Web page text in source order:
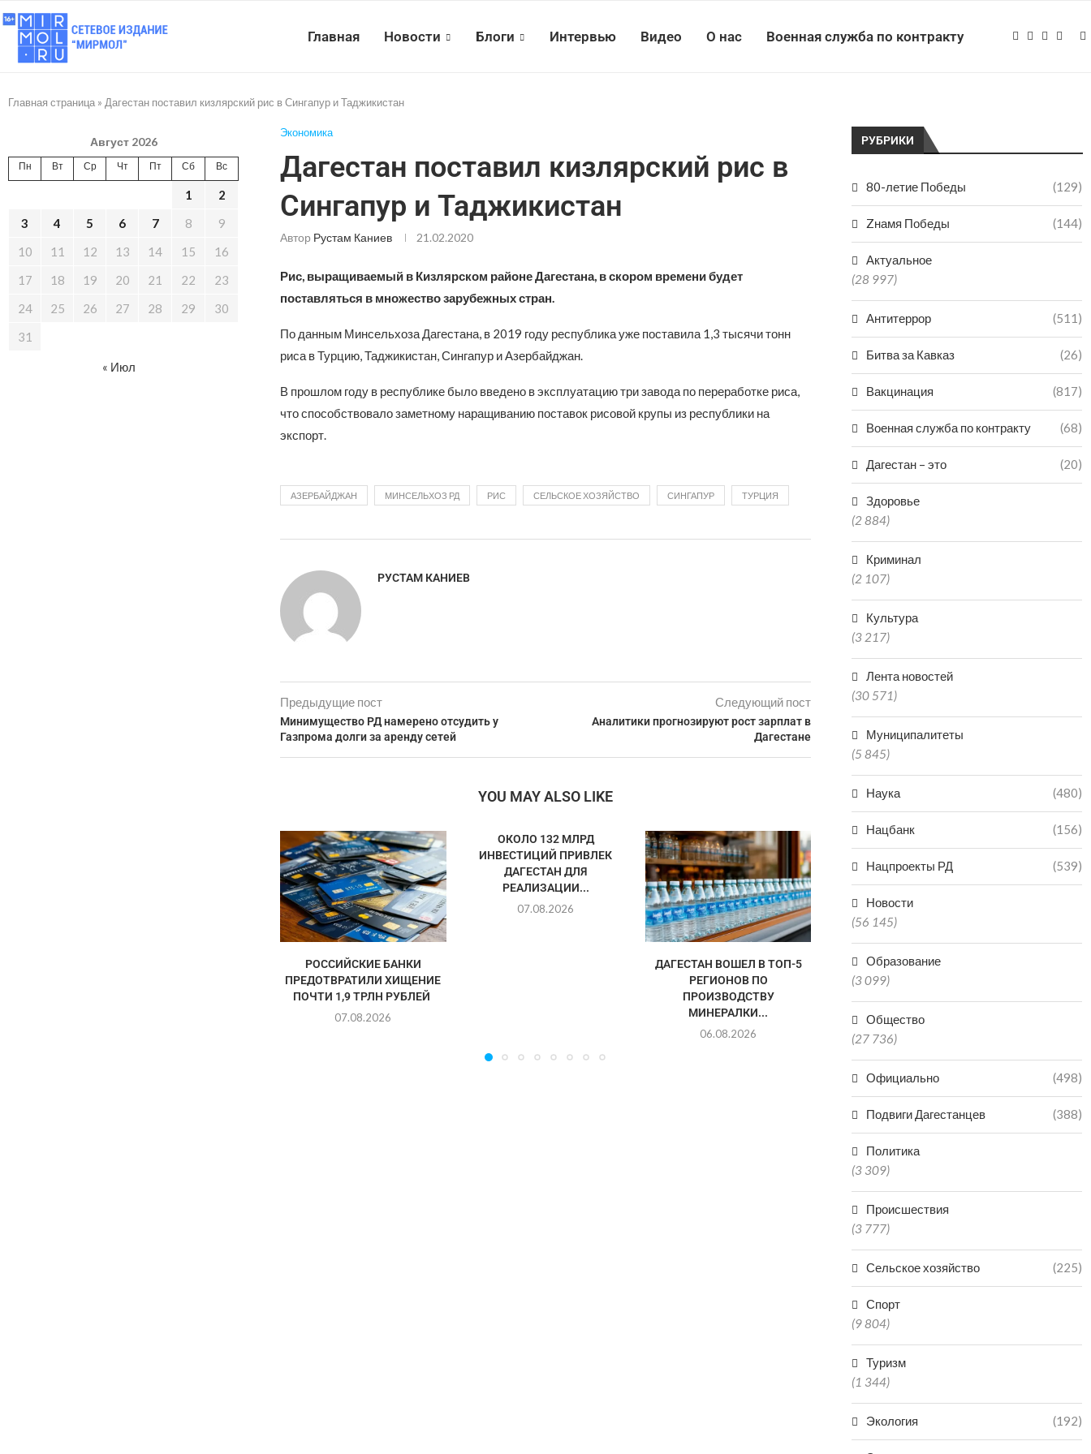
Главная Новости Блоги Интервью Видео О нас Военная служба по контракту
Главная страница » Дагестан поставил кизлярский рис в Сингапур и Таджикистан
Экономика
Дагестан поставил кизлярский рис в
Сингапур и Таджикистан
Автор Рустам Каниев 21.02.2020
Рис, выращиваемый в Кизлярском районе Дагестана, в скором времени будет
поставляться в множество зарубежных стран.
По данным Минсельхоза Дагестана, в 2019 году республика уже поставила 1,3 тысячи тонн
риса в Турцию, Таджикистан, Сингапур и Азербайджан.
В прошлом году в республике было введено в эксплуатацию три завода по переработке риса,
что способствовало заметному наращиванию поставок рисовой крупы из республики на
экспорт.
АЗЕРБАЙДЖАН МИНСЕЛЬХОЗ РД РИС СЕЛЬСКОЕ ХОЗЯЙСТВО СИНГАПУР ТУРЦИЯ
РУСТАМ КАНИЕВ
Предыдущие пост
Минимущество РД намерено отсудить у
Газпрома долги за аренду сетей
Следующий пост
Аналитики прогнозируют рост зарплат в
Дагестане
YOU MAY ALSO LIKE
РОССИЙСКИЕ БАНКИ
ПРЕДОТВРАТИЛИ ХИЩЕНИЕ
ПОЧТИ 1,9 ТРЛН РУБЛЕЙ
07.08.2026
ОКОЛО 132 МЛРД
ИНВЕСТИЦИЙ ПРИВЛЕК
ДАГЕСТАН ДЛЯ
РЕАЛИЗАЦИИ...
07.08.2026
ДАГЕСТАН ВОШЕЛ В ТОП-5
РЕГИОНОВ ПО
ПРОИЗВОДСТВУ
МИНЕРАЛКИ...
06.08.2026
ЗА ГОД В ДАГЕСТАНЕ
КОЛИЧЕСТВО БАНКОМАТОВ И
05.08.2026
РУБРИКИ
80-летие Победы (129)
Zнамя Победы (144)
Актуальное
(28 997)
Антитеррор (511)
Битва за Кавказ (26)
Вакцинация (817)
Военная служба по контракту (68)
Дагестан – это (20)
Здоровье
(2 884)
Криминал
(2 107)
Культура
(3 217)
Лента новостей
(30 571)
Муниципалитеты
(5 845)
Наука (480)
Нацбанк (156)
Нацпроекты РД (539)
Новости
(56 145)
Образование
(3 099)
Общество
(27 736)
Официально (498)
Подвиги Дагестанцев (388)
Политика
(3 309)
Происшествия
(3 777)
Сельское хозяйство (225)
Спорт
(9 804)
Туризм
(1 344)
Экология (192)
Август 2026
Пн Вт Ср Чт Пт Сб Вс
1
2
3
4 5 6 7 8
9
10
11 12 13 14 15
16
17
18 19 20 21 22
23
24
25 26 27 28 29
30
31
« Июл